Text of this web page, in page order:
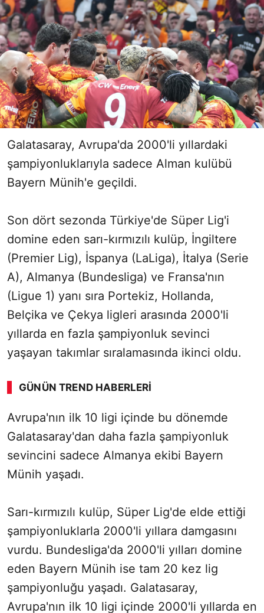
Galatasaray, Avrupa'da 2000'li yıllardaki
şampiyonluklarıyla sadece Alman kulübü
Bayern Münih'e geçildi.
Son dört sezonda Türkiye'de Süper Lig'i
domine eden sarı-kırmızılı kulüp, İngiltere
(Premier Lig), İspanya (LaLiga), İtalya (Serie
A), Almanya (Bundesliga) ve Fransa'nın
(Ligue 1) yanı sıra Portekiz, Hollanda,
Belçika ve Çekya ligleri arasında 2000'li
yıllarda en fazla şampiyonluk sevinci
yaşayan takımlar sıralamasında ikinci oldu.
GÜNÜN TREND HABERLERI
00:02 / 08:15
Sesi Aç
Avrupa'nın ilk 10 ligi içinde bu dönemde
Galatasaray'dan daha fazla şampiyonluk
sevincini sadece Almanya ekibi Bayern
Münih yaşadı.
Sarı-kırmızılı kulüp, Süper Lig'de elde ettiği
şampiyonluklarla 2000'li yıllara damgasını
vurdu. Bundesliga'da 2000'li yılları domine
eden Bayern Münih ise tam 20 kez lig
şampiyonluğu yaşadı. Galatasaray,
Avrupa'nın ilk 10 ligi içinde 2000'li yıllarda en